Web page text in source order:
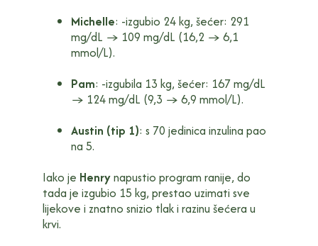
Michelle: -izgubio 24 kg, šećer: 291
mg/dL → 109 mg/dL (16,2 → 6,1
mmol/L).
Pam: -izgubila 13 kg, šećer: 167 mg/dL
→ 124 mg/dL (9,3 → 6,9 mmol/L).
Austin (tip 1): s 70 jedinica inzulina pao
na 5.
Iako je Henrynapustio program ranije, do
tada je izgubio 15 kg, prestao uzimati sve
lijekove i znatno snizio tlak i razinu šećera u
krvi.